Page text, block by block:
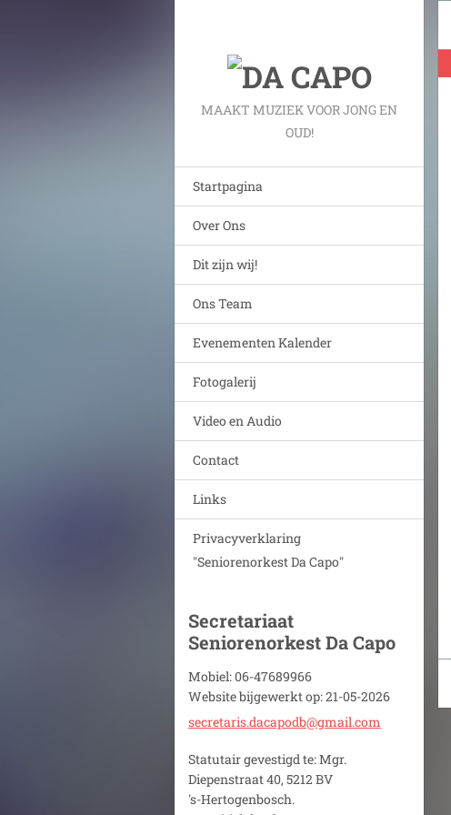
MAAKT MUZIEK VOOR JONG EN
OUD!
Startpagina
Over Ons
Dit zijn wij!
Ons Team
Evenementen Kalender
Fotogalerij
Video en Audio
Contact
Links
Privacyverklaring
"Seniorenorkest Da Capo"
Secretariaat
Seniorenorkest Da Capo
Mobiel: 06-47689966
Website bijgewerkt op: 21-05-2026
secretaris.dacapodb@gmail.com
Statutair gevestigd te: Mgr.
Diepenstraat 40, 5212 BV
's-Hertogenbosch.